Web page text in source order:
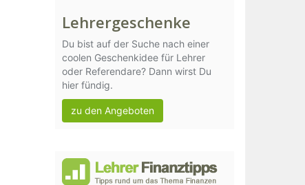
Lehrergeschenke
Du bist auf der Suche nach einer
coolen Geschenkidee für Lehrer
oder Referendare? Dann wirst Du
hier fündig.
zu den Angeboten